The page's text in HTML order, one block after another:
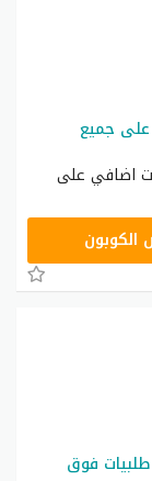
الباتل خصم اضافي 30% على جميع
اضافي على
150 جنيه على طلبيات فوق